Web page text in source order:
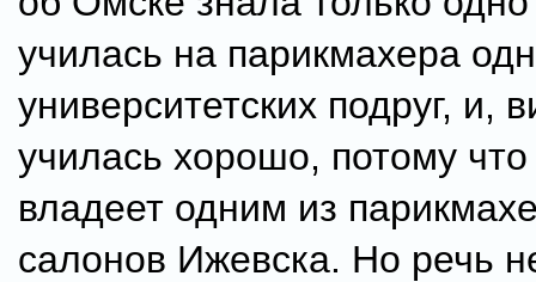
училась на парикмахера
университетских подруг, и,
училась хорошо, потому
владеет одним из
салонов Ижевска. Но речь